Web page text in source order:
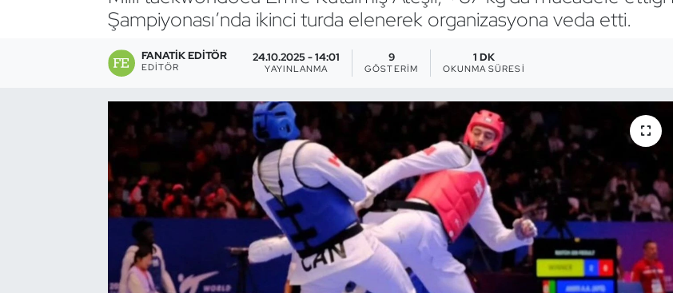
Şampiyonası’nda ikinci turda elenerek organizasyona veda etti.
FANATIK EDITÖR
EDITÖR
24.10.2025 - 14:01
YAYINLANMA
9
GÖSTERIM
1 DK
OKUNMA SÜRESI
Buz Hokeyi
Çim Hokeyi
Cimnastik